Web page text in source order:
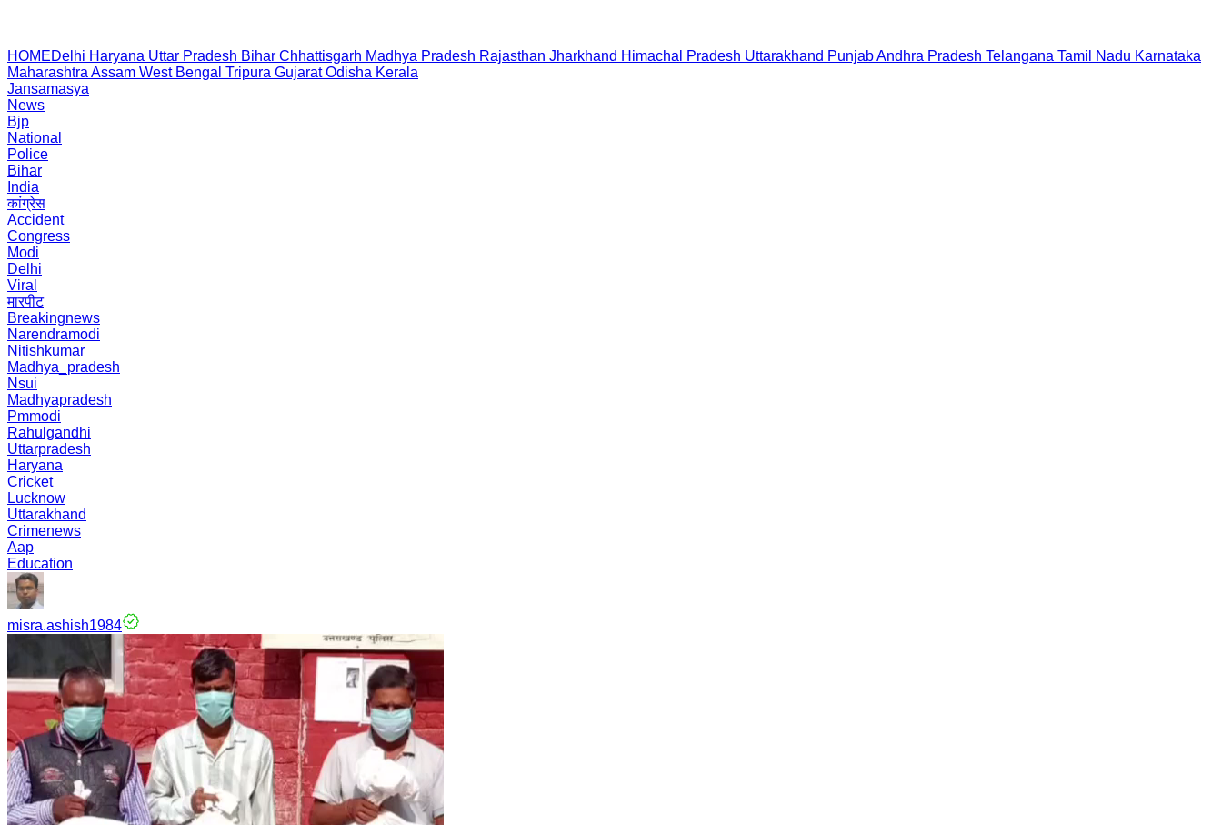
HOMEDelhi Haryana Uttar Pradesh Bihar Chhattisgarh Madhya Pradesh Rajasthan Jharkhand Himachal Pradesh Uttarakhand PunjabAndhra Pradesh Telangana Tamil Nadu Karnataka
Maharashtra Assam West Bengal Tripura Gujarat Odisha Kerala
Jansamasya
News
Bjp
National
Police
Bihar
India
कांग्रेस
Accident
Congress
Modi
Delhi
Viral
मारपीट
Breakingnews
Narendramodi
Nitishkumar
Madhya_pradesh
Nsui
Madhyapradesh
Pmmodi
Rahulgandhi
Uttarpradesh
Haryana
Cricket
Lucknow
Uttarakhand
Crimenews
Aap
Education
misra.ashish1984